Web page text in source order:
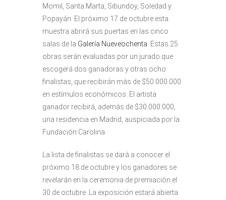
Momil, Santa Marta, Sibundoy, Soledad y
Popayán. El próximo 17 de octubre esta
muestra abrirá sus puertas en las cinco
salas de la Galería Nueveochenta . Estas 25
obras serán evaluadas por un jurado que
escogerá dos ganadoras y otras ocho
finalistas, que recibirán más de $50.000.000
en estímulos económicos. El artista
ganador recibirá, además de $30.000.000,
una residencia en Madrid, auspiciada por la
Fundación Carolina.
La lista de finalistas se dará a conocer el
próximo 18 de octubre y los ganadores se
revelarán en la ceremonia de premiación el
30 de octubre. La exposición estará abierta